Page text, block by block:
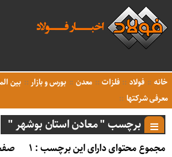
خانه فولاد فلزات معدن بورس و بازار بین
معرفی شرکتها
برچسب " معادن استان بوشهر "
مجموع محتوای دارای این برچسب : ۱
صفحه